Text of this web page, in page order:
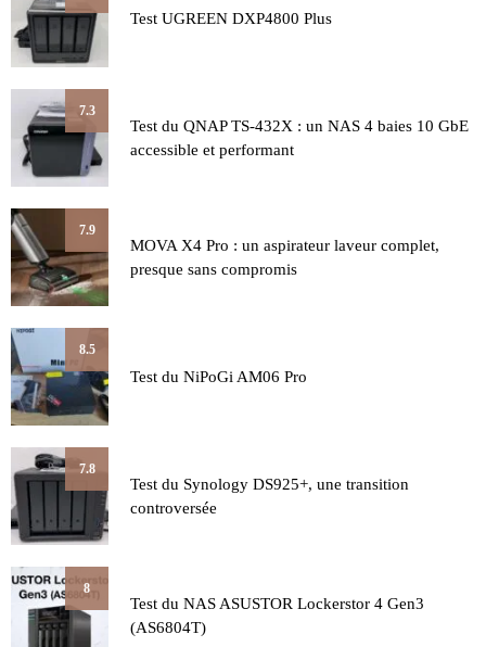
Test UGREEN DXP4800 Plus
7.3
Test du QNAP TS-432X : un NAS 4 baies 10 GbE
accessible et performant
7.9
MOVA X4 Pro : un aspirateur laveur complet,
presque sans compromis
8.5
Test du NiPoGi AM06 Pro
7.8
Test du Synology DS925+, une transition
controversée
8
Test du NAS ASUSTOR Lockerstor 4 Gen3
(AS6804T)